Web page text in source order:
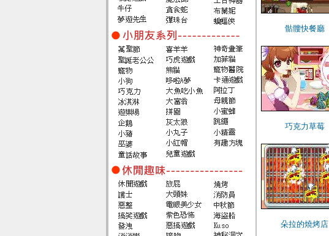
骷髏快餐廳
巧克力草莓
朵拉的燒烤店